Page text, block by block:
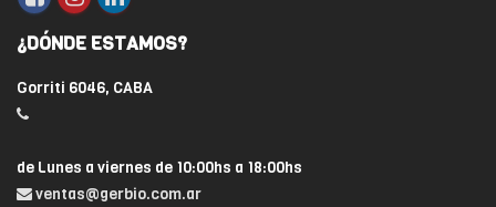
¿DÓNDE ESTAMOS?
Gorriti 6046, CABA
de Lunes a viernes de 10:00hs a 18:00hs
ventas@gerbio.com.ar